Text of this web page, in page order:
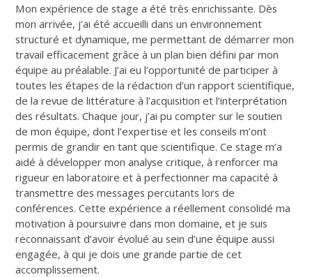
Mon expérience de stage a été très enrichissante. Dès
mon arrivée, j’ai été accueilli dans un environnement
structuré et dynamique, me permettant de démarrer mon
travail efficacement grâce à un plan bien défini par mon
équipe au préalable. J’ai eu l’opportunité de participer à
toutes les étapes de la rédaction d’un rapport scientifique,
de la revue de littérature à l’acquisition et l’interprétation
des résultats. Chaque jour, j’ai pu compter sur le soutien
de mon équipe, dont l’expertise et les conseils m’ont
permis de grandir en tant que scientifique. Ce stage m’a
aidé à développer mon analyse critique, à renforcer ma
rigueur en laboratoire et à perfectionner ma capacité à
transmettre des messages percutants lors de
conférences. Cette expérience a réellement consolidé ma
motivation à poursuivre dans mon domaine, et je suis
reconnaissant d’avoir évolué au sein d’une équipe aussi
engagée, à qui je dois une grande partie de cet
accomplissement.